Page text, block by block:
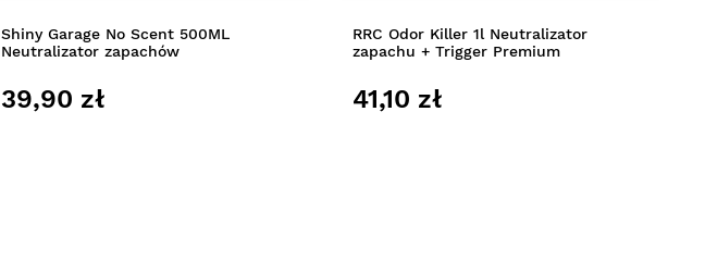
Shiny Garage No Scent 500ML
Neutralizator zapachów
39,90 zł
RRC Odor Killer 1l Neutralizator
zapachu + Trigger Premium
41,10 zł